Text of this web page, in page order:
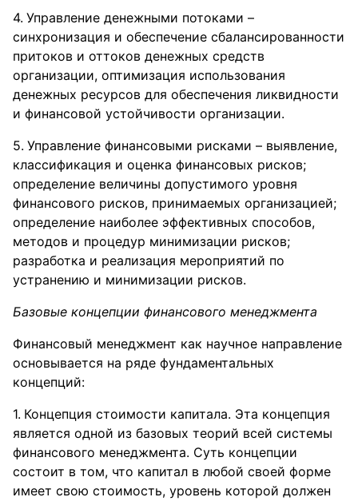
Управление денежными потоками –
синхронизация и обеспечение сбалансированности
притоков и оттоков денежных средств
организации, оптимизация использования
денежных ресурсов для обеспечения ликвидности
и финансовой устойчивости организации.
Управление финансовыми рисками – выявление,
классификация и оценка финансовых рисков;
определение величины допустимого уровня
финансового рисков, принимаемых организацией;
определение наиболее эффективных способов,
методов и процедур минимизации рисков;
разработка и реализация мероприятий по
устранению и минимизации рисков.
Базовые концепции финансового менеджмента
Финансовый менеджмент как научное направление
основывается на ряде фундаментальных
концепций:
Концепция стоимости капитала. Эта концепция
является одной из базовых теорий всей системы
финансового менеджмента. Суть концепции
состоит в том, что капитал в любой своей форме
имеет свою стоимость, уровень которой должен